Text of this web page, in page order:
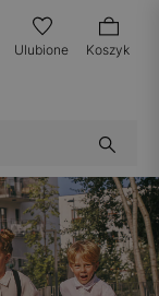
Ulubione Koszyk